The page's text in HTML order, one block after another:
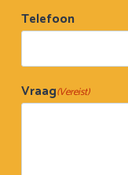
Telefoon
Vraag(Vereist)